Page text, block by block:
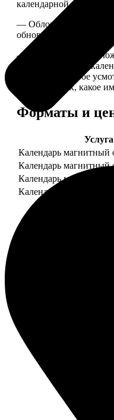
календарной сеткой.
— Обложка для
обновляем каждый год.
— В кружочек на
одной из страниц
выбирают на свое
комментариях, какое
Форматы и
Услуга
Календарь магнитный
Календарь магнитный
Календарь магнитный
Календарь магнитный